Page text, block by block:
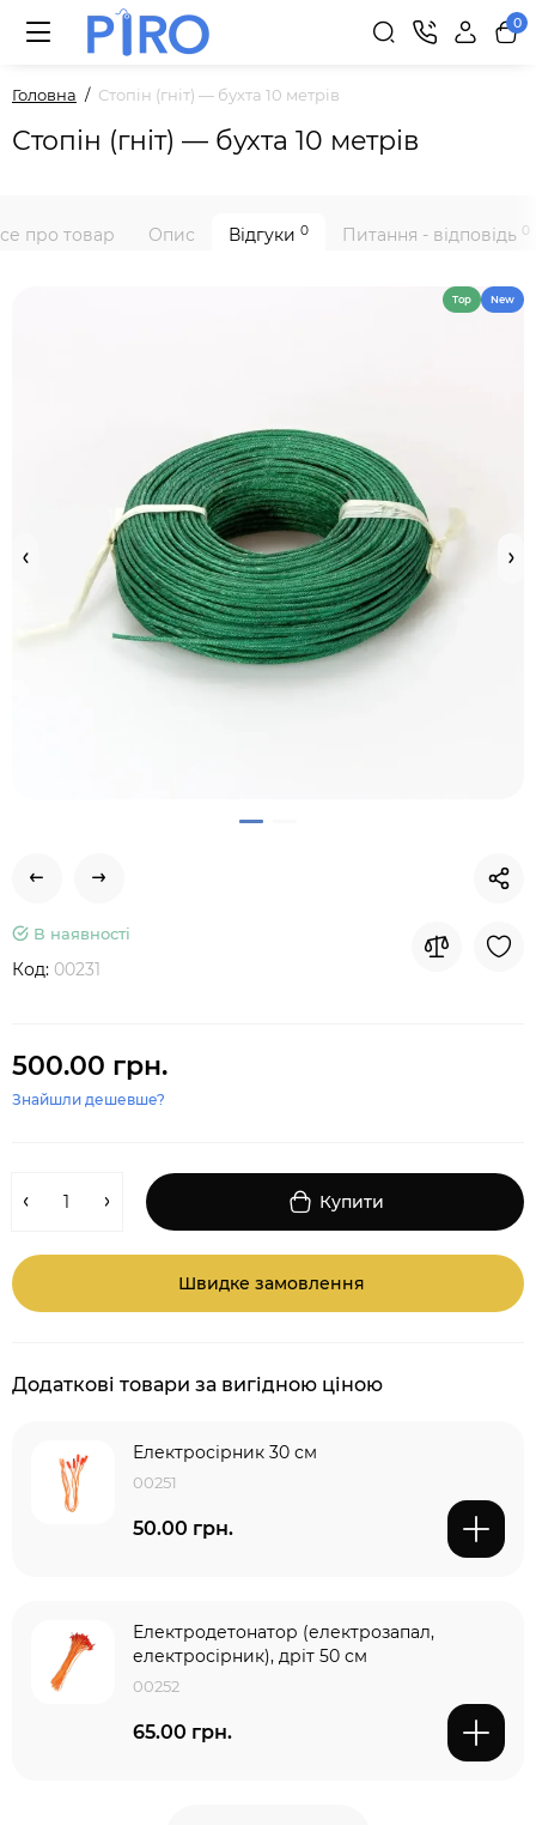
0
Головна Стопін (гніт) — бухта 10 метрів
Стопін (гніт) — бухта 10 метрів
про товар Опис Відгуки 0 Питання - відповідь 0
Top New
В наявності
Код: 00231
500.00 грн.
Знайшли дешевше?
Купити
Швидке замовлення
Додаткові товари за вигідною ціною
Електросірник 30 см
00251
50.00 грн.
Електродетонатор (електрозапал,
електросірник), дріт 50 см
00252
65.00 грн.